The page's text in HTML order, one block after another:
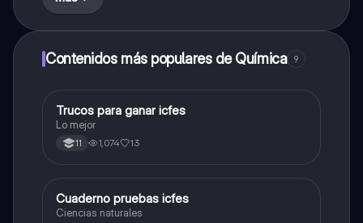
Contenidos más populares de Química 9
Química
Trucos para ganar icfes
Lo mejor
11 1,074 13
Biologia
Cuaderno pruebas icfes
Ciencias naturales